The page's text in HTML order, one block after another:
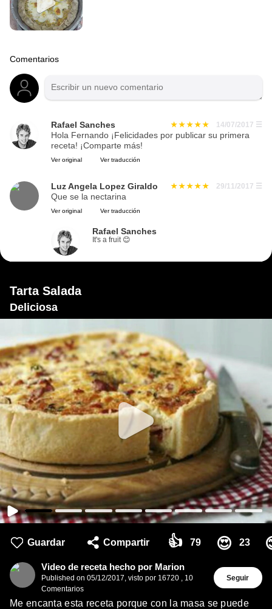
Comentarios
Rafael Sanches 14/07/2017 ☰
Hola Fernando ¡Felicidades por publicar su primera
receta! ¡Comparte más!
Ver original Ver traducción
Luz Angela Lopez Giraldo 29/11/2017 ☰
Que se la nectarina
Ver original Ver traducción
Rafael Sanches
It's a fruit 😊
Tarta Salada
Deliciosa
Guardar Compartir 👍 79 😍 23
Video de receta hecho por Marion
Published on 05/12/2017 visto por 16720
10
Comentarios
Seguir
Me encanta esta receta porque con la masa se puede